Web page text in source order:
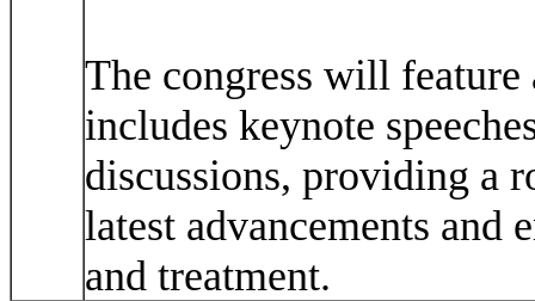
The congress will
includes keynote
discussions, providing a
latest advancements and
and treatment.